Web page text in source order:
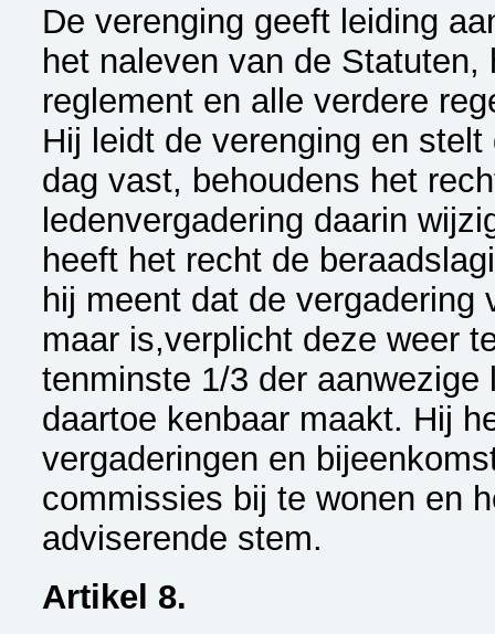
De verenging geeft leiding
het naleven van de Statuten,
reglement en alle verdere
Hij leidt de verenging en
dag vast, behoudens het
ledenvergadering daarin
heeft het recht de
hij meent dat de vergadering
maar is,verplicht deze weer
tenminste 1/3 der aanwezige
daartoe kenbaar maakt. Hij
vergaderingen en
commissies bij te wonen en
adviserende stem.
Artikel 8.